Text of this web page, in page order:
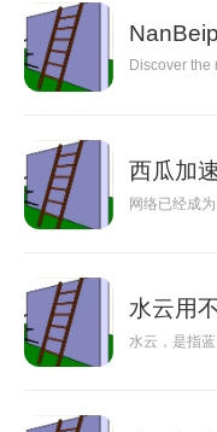
Discover
西瓜加
网络已经成
水云用
水云，是指